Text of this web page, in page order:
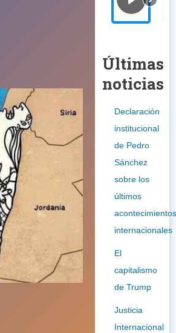
Últimas
noticias
Declaración
institucional
de Pedro
Sánchez
sobre los
últimos
internacionales
El
capitalismo
de Trump
Justicia
Internacional